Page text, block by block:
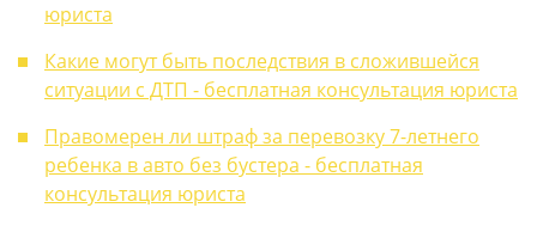
юриста
Какие могут быть последствия в сложившейся
ситуации с ДТП - бесплатная консультация юриста
Правомерен ли штраф за перевозку 7-летнего
ребенка в авто без бустера - бесплатная
консультация юриста